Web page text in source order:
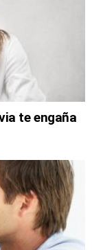
te engaña